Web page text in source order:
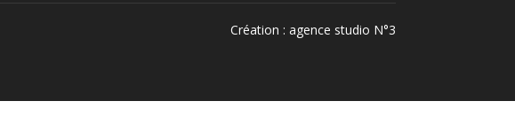
Création : agence studio N°3